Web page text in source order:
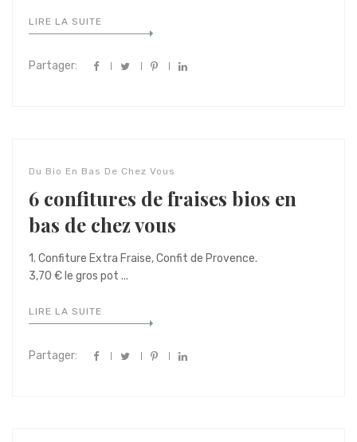
LIRE LA SUITE
Partager:
Du Bio En Bas De Chez Vous
6 confitures de fraises bios en
bas de chez vous
1. Confiture Extra Fraise, Confit de Provence.
3,70 € le gros pot ...
LIRE LA SUITE
Partager: